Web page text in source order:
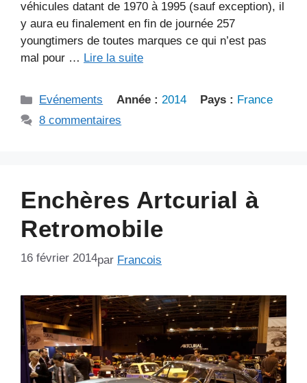
véhicules datant de 1970 à 1995 (sauf exception), il
y aura eu finalement en fin de journée 257
youngtimers de toutes marques ce qui n’est pas
mal pour … Lire la suite
Catégories
Evénements Année : 2014 Pays : France
8 commentaires
Enchères Artcurial à
Retromobile
16 février 2014par Francois